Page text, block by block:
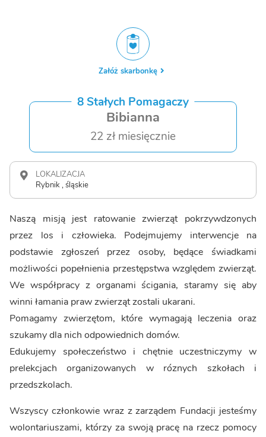
Załóż skarbonkę
8 Stałych Pomagaczy
Bibianna
22 zł miesięcznie
LOKALIZACJA
Rybnik , śląskie
Naszą misją jest ratowanie zwierząt pokrzywdzonych
przez los i człowieka. Podejmujemy interwencje na
podstawie zgłoszeń przez osoby, będące świadkami
możliwości popełnienia przestępstwa względem zwierząt.
We współpracy z organami ścigania, staramy się aby
winni łamania praw zwierząt zostali ukarani.
Pomagamy zwierzętom, które wymagają leczenia oraz
szukamy dla nich odpowiednich domów.
Edukujemy społeczeństwo i chętnie uczestniczymy w
prelekcjach organizowanych w róznych szkołach i
przedszkolach.
Wszyscy członkowie wraz z zarządem Fundacji jesteśmy
wolontariuszami, którzy za swoją pracę na rzecz pomocy